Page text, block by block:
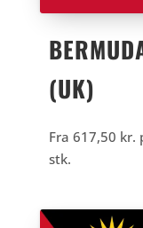
(UK)
Fra 617,50 kr.
stk.